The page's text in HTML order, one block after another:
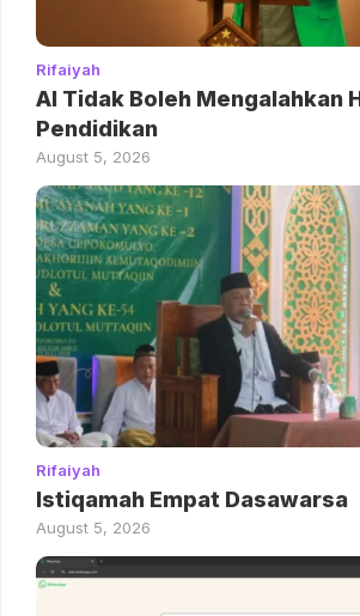
Rifaiyah
AI Tidak Boleh Mengalahkan
Pendidikan
August 5, 2026
Rifaiyah
Istiqamah Empat Dasawarsa
August 5, 2026